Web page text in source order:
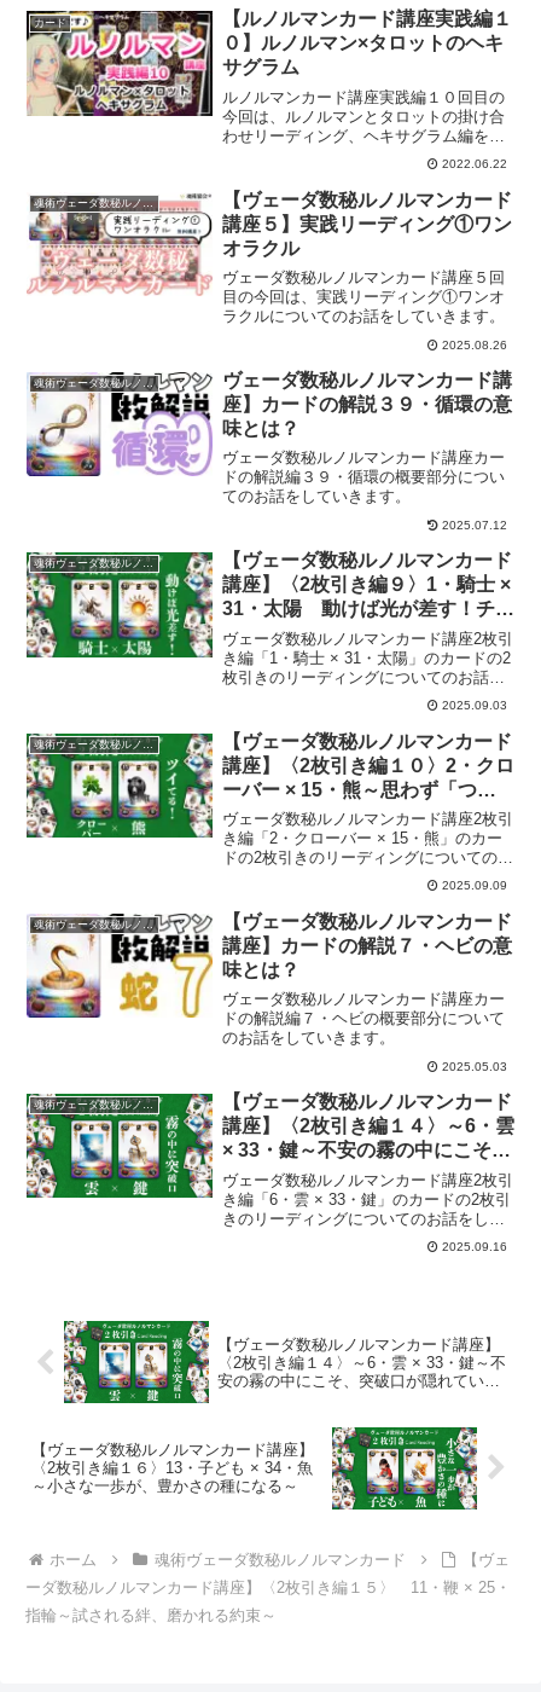
カード
【ルノルマンカード講座実践編１
０】ルノルマン×タロットのヘキ
サグラム
ルノルマンカード講座実践編１０回目の
今回は、ルノルマンとタロットの掛け合
わせリーディング、ヘキサグラム編をお
2022.06.22
魂術ヴェーダ数秘ルノルマンカード
【ヴェーダ数秘ルノルマンカード
講座５】実践リーディング①ワン
オラクル
ヴェーダ数秘ルノルマンカード講座５回
目の今回は、実践リーディング①ワンオ
ラクルについてのお話をしていきます。
2025.08.26
魂術ヴェーダ数秘ルノルマンカード
ヴェーダ数秘ルノルマンカード講
座】カードの解説３９・循環の意
味とは？
ヴェーダ数秘ルノルマンカード講座カー
ドの解説編３９・循環の概要部分につい
てのお話をしていきます。
2025.07.12
魂術ヴェーダ数秘ルノルマンカード
【ヴェーダ数秘ルノルマンカード
講座】〈2枚引き編９〉1・騎士 ×
31・太陽 動けば光が差す！チャ
ンスは待つより迎えに行くもの
ヴェーダ数秘ルノルマンカード講座2枚引
き編「1・騎士 × 31・太陽」のカードの2
枚引きのリーディングについてのお話を
2025.09.03
魂術ヴェーダ数秘ルノルマンカード
【ヴェーダ数秘ルノルマンカード
講座】〈2枚引き編１０〉2・クロ
ーバー × 15・熊～思わず「つい
てる！」と口にしたくなる時～
ヴェーダ数秘ルノルマンカード講座2枚引
き編「2・クローバー × 15・熊」のカー
ドの2枚引きのリーディングについてのお
2025.09.09
魂術ヴェーダ数秘ルノルマンカード
【ヴェーダ数秘ルノルマンカード
講座】カードの解説７・ヘビの意
味とは？
ヴェーダ数秘ルノルマンカード講座カー
ドの解説編７・ヘビの概要部分について
のお話をしていきます。
2025.05.03
魂術ヴェーダ数秘ルノルマンカード
【ヴェーダ数秘ルノルマンカード
講座】〈2枚引き編１４〉～6・雲
× 33・鍵～不安の霧の中にこそ、
突破口が隠れている～
ヴェーダ数秘ルノルマンカード講座2枚引
き編「6・雲 × 33・鍵」のカードの2枚引
きのリーディングについてのお話をして
2025.09.16
【ヴェーダ数秘ルノルマンカード講座】
〈2枚引き編１４〉～6・雲 × 33・鍵～不
安の霧の中にこそ、突破口が隠れている
【ヴェーダ数秘ルノルマンカード講座】
〈2枚引き編１６〉13・子ども × 34・魚
～小さな一歩が、豊かさの種になる～
ホーム 魂術ヴェーダ数秘ルノルマンカード
【ヴェ
ーダ数秘ルノルマンカード講座】〈2枚引き編１５〉 11・鞭 × 25・
指輪～試される絆、磨かれる約束～